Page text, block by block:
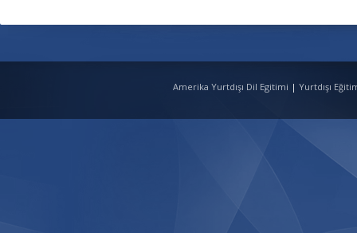
Amerika Yurtdışı Dil Egitimi | Yurtdışı